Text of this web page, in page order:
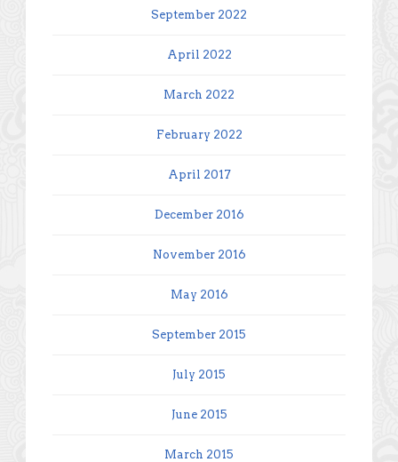
September 2022
April 2022
March 2022
February 2022
April 2017
December 2016
November 2016
May 2016
September 2015
July 2015
June 2015
March 2015